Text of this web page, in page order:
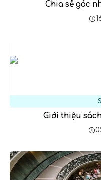
Chia sẻ góc
Giới thiệu